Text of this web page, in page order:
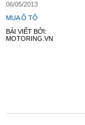
06/05/2013
MUA Ô TÔ
BÀI VIẾT BỞI:
MOTORING.VN